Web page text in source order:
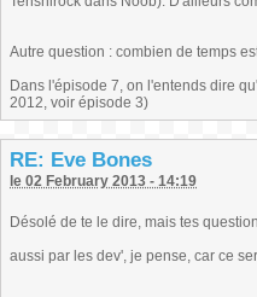
Autre question : combien de temps
Dans l'épisode 7, on l'entends dire
2012, voir épisode 3)
RE: Eve Bones
le 02 February 2013 - 14:19
Désolé de te le dire, mais tes
aussi par les dev', je pense, car ce